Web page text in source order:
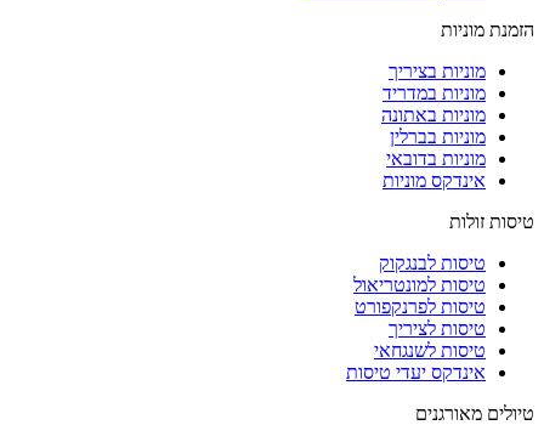
הזמנת מוניות
מוניות בציריך
מוניות במדריד
מוניות באתונה
מוניות בברלין
מוניות בדובאי
אינדקס מוניות
טיסות זולות
טיסות לבנגקוק
טיסות למונטריאול
טיסות לפרנקפורט
טיסות לציריך
טיסות לשנגחאי
אינדקס יעדי טיסות
טיולים מאורגנים